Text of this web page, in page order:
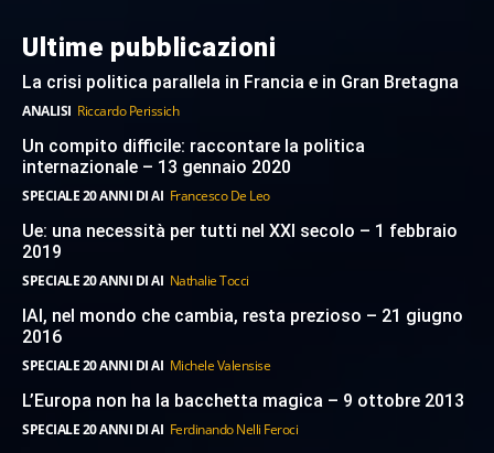
Ultime pubblicazioni
La crisi politica parallela in Francia e in Gran Bretagna
ANALISI Riccardo Perissich
Un compito difficile: raccontare la politica
internazionale – 13 gennaio 2020
SPECIALE 20 ANNI DI AI Francesco De Leo
Ue: una necessità per tutti nel XXI secolo – 1 febbraio
2019
SPECIALE 20 ANNI DI AI Nathalie Tocci
IAI, nel mondo che cambia, resta prezioso – 21 giugno
2016
SPECIALE 20 ANNI DI AI Michele Valensise
L’Europa non ha la bacchetta magica – 9 ottobre 2013
SPECIALE 20 ANNI DI AI Ferdinando Nelli Feroci